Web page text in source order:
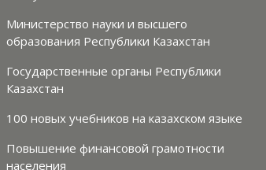
Министерство науки и высшего
образования Республики Казахстан
Государственные органы Республики
Казахстан
100 новых учебников на казахском языке
Повышение финансовой грамотности
населения